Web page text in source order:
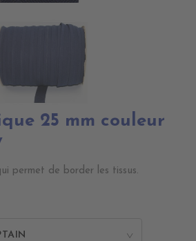
25 mm couleur
permet de border les tissus.
>